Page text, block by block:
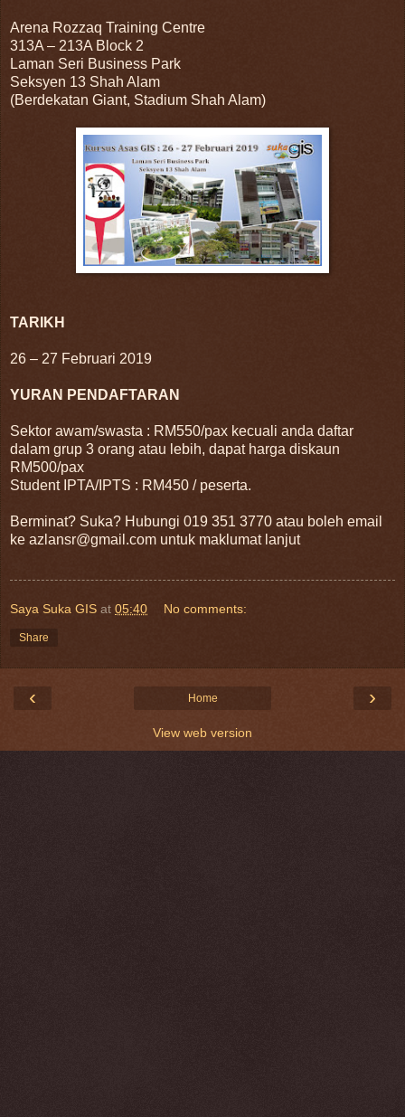
Arena Rozzaq Training Centre
313A – 213A Block 2
Laman Seri Business Park
Seksyen 13 Shah Alam
(Berdekatan Giant, Stadium Shah Alam)
TARIKH
26 – 27 Februari 2019
YURAN PENDAFTARAN
Sektor awam/swasta : RM550/pax kecuali anda daftar
dalam grup 3 orang atau lebih, dapat harga diskaun
RM500/pax
Student IPTA/IPTS : RM450 / peserta.
Berminat? Suka? Hubungi 019 351 3770 atau boleh email
ke azlansr@gmail.com untuk maklumat lanjut
Saya Suka GIS at 05:40 No comments:
Share
‹ ›
Home
View web version